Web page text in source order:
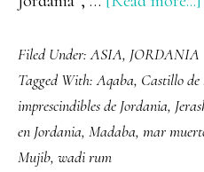
Filed Under:ASIA, JORDANIA
Tagged With:Aqaba, Castillo
imprescindibles de Jordania,
en Jordania, Madaba, mar
Mujib, wadi rum